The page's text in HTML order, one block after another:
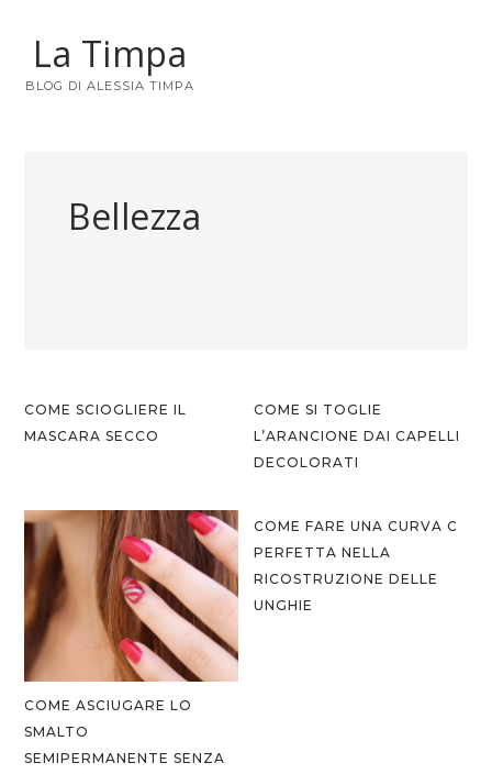
La Timpa
BLOG DI ALESSIA TIMPA
Bellezza
COME SCIOGLIERE IL
MASCARA SECCO
COME SI TOGLIE
L’ARANCIONE DAI CAPELLI
DECOLORATI
COME ASCIUGARE LO
SMALTO
SEMIPERMANENTE SENZA
COME FARE UNA CURVA C
PERFETTA NELLA
RICOSTRUZIONE DELLE
UNGHIE